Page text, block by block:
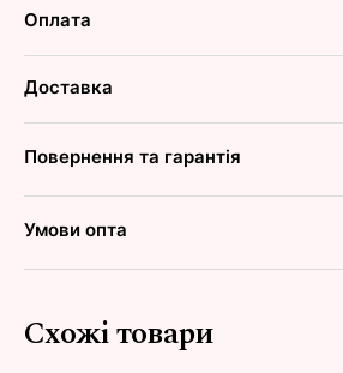
Оплата
Доставка
Повернення та гарантія
Умови опта
Схожі товари